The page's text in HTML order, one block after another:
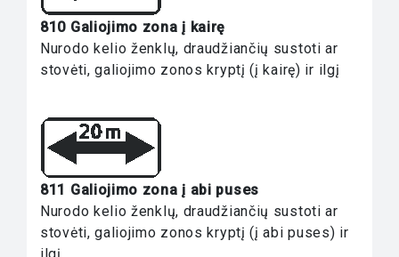
810 Galiojimo zona į kairę
Nurodo kelio ženklų, draudžiančių sustoti ar
stovėti, galiojimo zonos kryptį (į kairę) ir ilgį
811 Galiojimo zona į abi puses
Nurodo kelio ženklų, draudžiančių sustoti ar
stovėti, galiojimo zonos kryptį (į abi puses) ir